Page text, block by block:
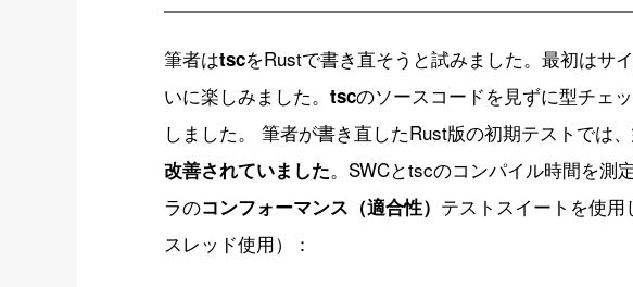
筆者はtscをRustで書き直そうと試みました。最初はサ
いに楽しみました。tscのソースコードを見ずに型チェ
しました。 筆者が書き直したRust版の初期テストでは、
改善されていました。SWCとtscのコンパイル時間を測
ラのコンフォーマンス（適合性） テストスイートを使
スレッド使用）：